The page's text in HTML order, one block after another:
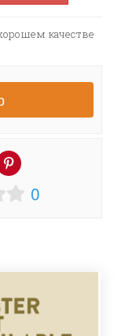
качестве
0